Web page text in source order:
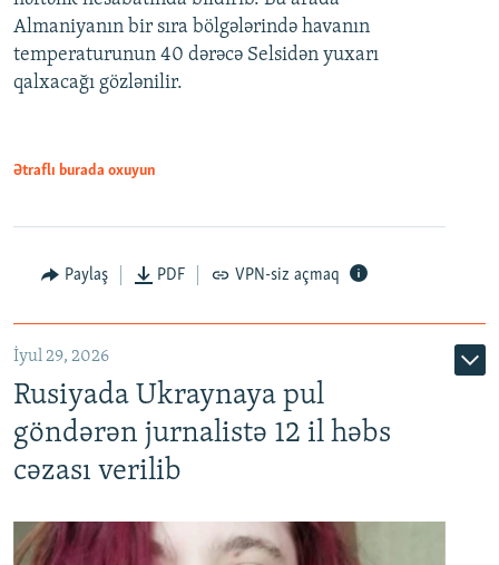
Almaniyanın bir sıra bölgələrində havanın
temperaturunun 40 dərəcə Selsidən yuxarı
qalxacağı gözlənilir.
Ətraflı burada oxuyun
Paylaş PDF VPN-siz açmaq
İyul 29, 2026
Rusiyada Ukraynaya pul
göndərən jurnalistə 12 il həbs
cəzası verilib